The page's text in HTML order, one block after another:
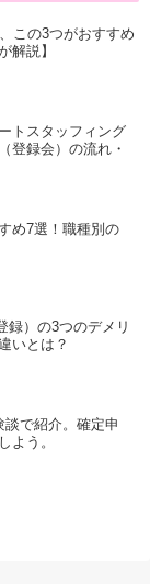
この3つがおすすめ
解説】
トスタッフィング
登録会）の流れ・
め7選！職種別の
録）の3つのデメリ
いとは？
で紹介。確定申
よう。